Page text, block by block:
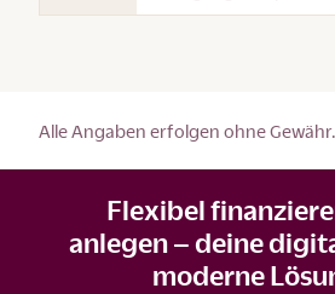
Alle Angaben erfolgen ohne Gewähr.
Flexibel
anlegen – deine
moderne